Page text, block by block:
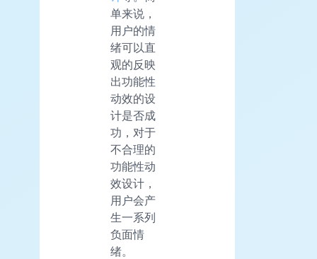
单来说，
用户的情
绪可以直
观的反映
出功能性
动效的设
计是否成
功，对于
不合理的
功能性动
效设计，
用户会产
生一系列
负面情
绪。